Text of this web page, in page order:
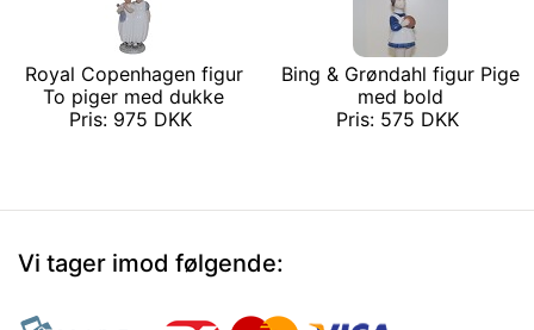
Royal Copenhagen figur
To piger med dukke
Pris: 975 DKK
Bing & Grøndahl figur Pige
med bold
Pris: 575 DKK
Vi tager imod følgende: